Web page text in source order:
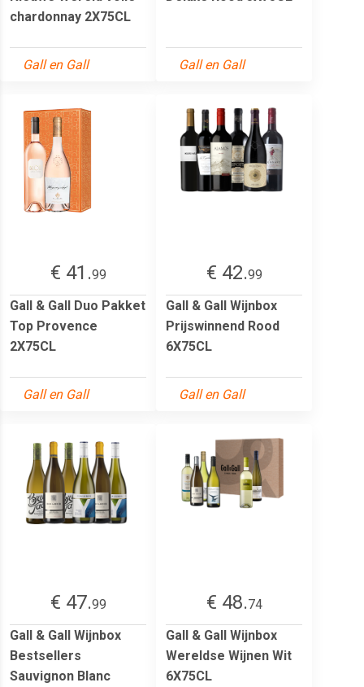
chardonnay 2X75CL
Gall en Gall Gall en Gall
€ 41.99
Gall & Gall Duo Pakket
Top Provence
2X75CL
Gall en Gall
€ 42.99
Gall & Gall Wijnbox
Prijswinnend Rood
6X75CL
Gall en Gall
€ 47.99
Gall & Gall Wijnbox
Bestsellers
Sauvignon Blanc
€ 48.74
Gall & Gall Wijnbox
Wereldse Wijnen Wit
6X75CL